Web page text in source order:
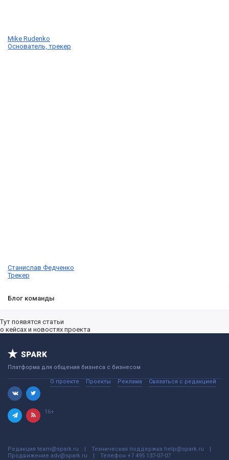
Mike Rudenko
Основатель, трекер
Станислав Федченко
Трекер
Блог команды
Тут появятся статьи
о кейсах и новостях проекта
Платформа для общения бизнеса с бизнесом
О проекте Проекты Реклама Связаться с редакцией
16+
Редакция team@spark.ru Техническая поддержка help@spark.ru
Продвижение adv@spark.ru Телефон +7 495 137-07-07